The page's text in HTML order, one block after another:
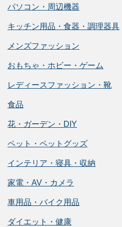
パソコン・周辺機器
キッチン用品・食器・調理器具
メンズファッション
おもちゃ・ホビー・ゲーム
レディースファッション・靴
食品
花・ガーデン・DIY
ペット・ペットグッズ
インテリア・寝具・収納
家電・AV・カメラ
車用品・バイク用品
ダイエット・健康